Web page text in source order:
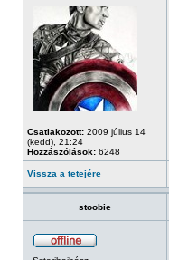
Csatlakozott: 2009 július 14
(kedd), 21:24
Hozzászólások: 6248
Vissza a tetejére
stoobie